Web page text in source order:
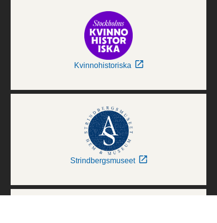
Kvinnohistoriska
Strindbergsmuseet